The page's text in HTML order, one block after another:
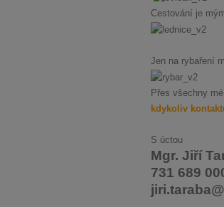
Cestování je
Jen na rybaření
Přes všechny
kdykoliv
S úctou
Mgr. Jiří
731 689